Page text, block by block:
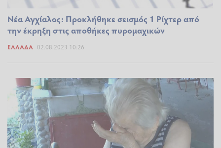
Νέα Αγχίαλος: Προκλήθηκε σεισμός 1 Ρίχτερ από
την έκρηξη στις αποθήκες πυρομαχικών
ΕΛΛΆΔΑ 02.08.2023 10:26